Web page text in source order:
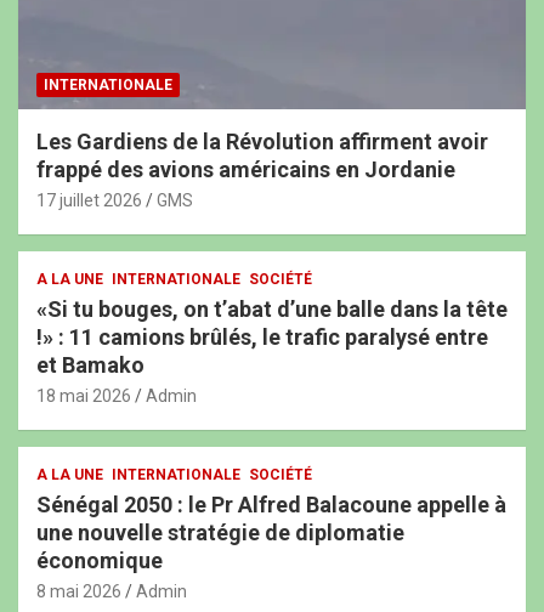
INTERNATIONALE
Les Gardiens de la Révolution affirment avoir
frappé des avions américains en Jordanie
17 juillet 2026 GMS
A LA UNE INTERNATIONALE SOCIÉTÉ
«Si tu bouges, on t’abat d’une balle dans la tête
!» : 11 camions brûlés, le trafic paralysé entre
et Bamako
18 mai 2026 Admin
A LA UNE INTERNATIONALE SOCIÉTÉ
Sénégal 2050 : le Pr Alfred Balacoune appelle à
une nouvelle stratégie de diplomatie
économique
8 mai 2026 Admin